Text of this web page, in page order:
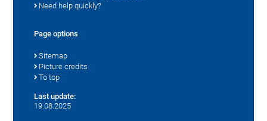
Need help quickly?
Page options
Sitemap
Picture credits
To top
Last update:
19.08.2025